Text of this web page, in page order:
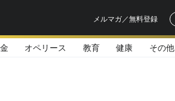
メルマガ／無料登録
オペリース 教育 健康 その他